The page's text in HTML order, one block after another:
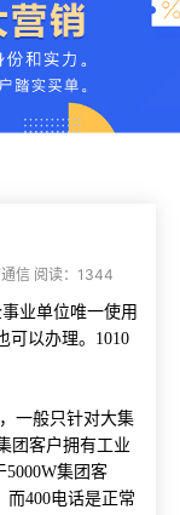
信 阅读：1344
业单位唯一使用
可以办理。1010
一般只针对大集
团客户拥有工业
集团客
而400电话是正常